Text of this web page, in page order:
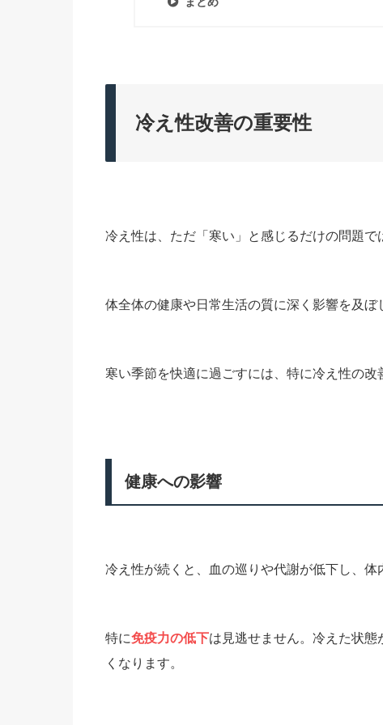
冷え性改善の重要性
冷え性は、ただ「寒い」と感じるだけの問題で
体全体の健康や日常生活の質に深く影響を及ぼ
寒い季節を快適に過ごすには、特に冷え性の改
健康への影響
冷え性が続くと、血の巡りや代謝が低下し、体
特に免疫力の低下は見逃せません。冷えた状態
くなります。